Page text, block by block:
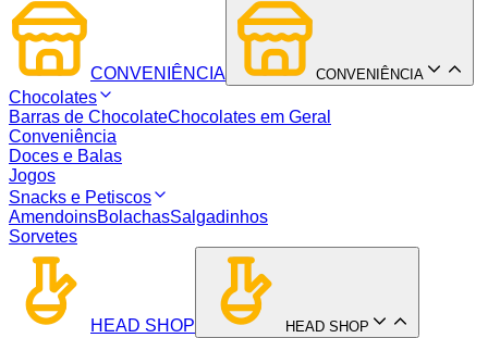
CONVENIÊNCIA CONVENIÊNCIA
Chocolates
Barras de ChocolateChocolates em Geral
Conveniência
Doces e Balas
Jogos
Snacks e Petiscos
AmendoinsBolachasSalgadinhos
Sorvetes
HEAD SHOP HEAD SHOP